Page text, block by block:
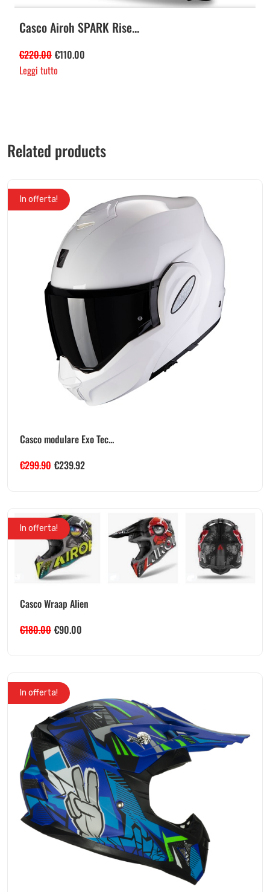
Casco Airoh SPARK Rise...
€220.00 €110.00
Leggi tutto
Related products
In offerta!
Casco modulare Exo Tec...
€299.90 €239.92
In offerta!
Casco Wraap Alien
€180.00 €90.00
In offerta!